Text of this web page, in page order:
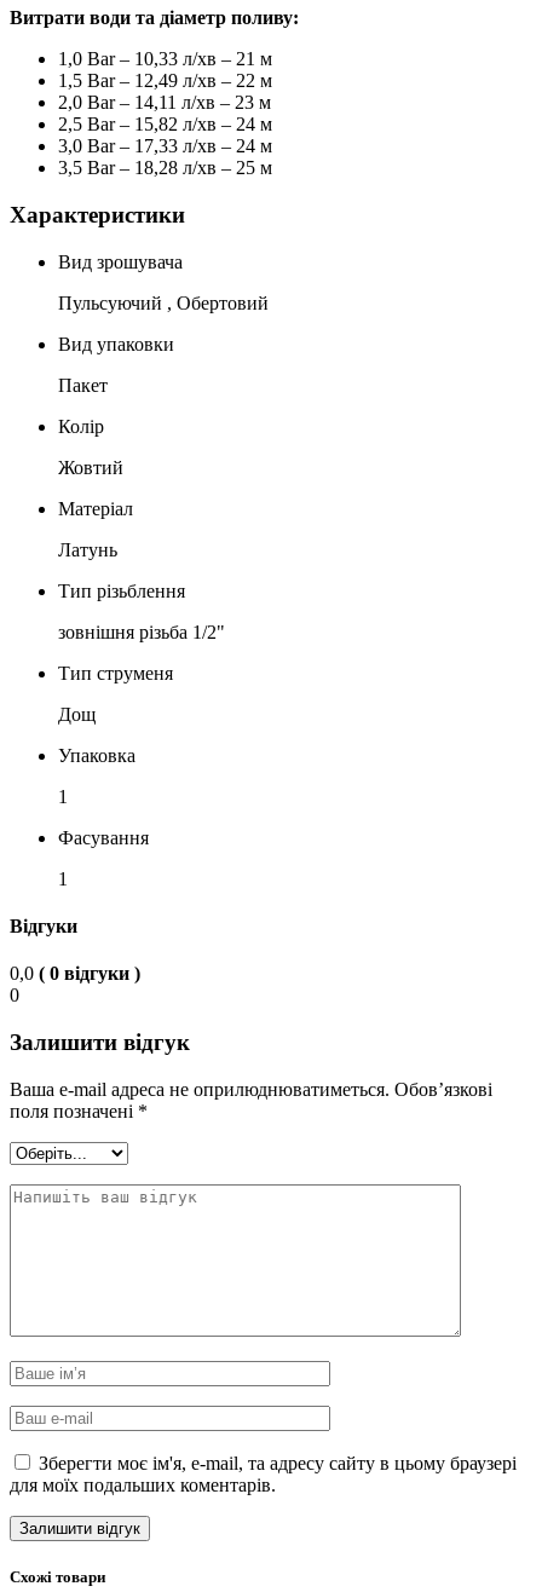
Витрати води та діаметр поливу:
1,0 Bar – 10,33 л/хв – 21 м
1,5 Bar – 12,49 л/хв – 22 м
2,0 Bar – 14,11 л/хв – 23 м
2,5 Bar – 15,82 л/хв – 24 м
3,0 Bar – 17,33 л/хв – 24 м
3,5 Bar – 18,28 л/хв – 25 м
Характеристики
Вид зрошувача
Пульсуючий , Обертовий
Вид упаковки
Пакет
Колір
Жовтий
Матеріал
Латунь
Тип різьблення
зовнішня різьба 1/2"
Тип струменя
Дощ
Упаковка
1
Фасування
1
Відгуки
0,0 ( 0 відгуки )
0
Залишити відгук
Ваша e-mail адреса не оприлюднюватиметься. Обов’язкові
поля позначені *
Зберегти моє ім'я, e-mail, та адресу сайту в цьому браузері
для моїх подальших коментарів.
Схожі товари